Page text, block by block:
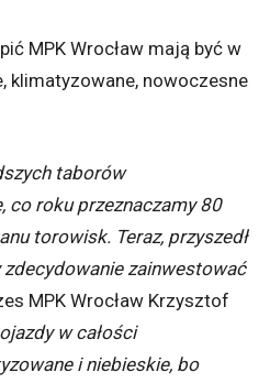
MPK Wrocław mają być w
klimatyzowane, nowoczesne
taborów
co roku przeznaczamy 80
torowisk. Teraz, przyszedł
zainwestować
MPK Wrocław Krzysztof
w całości
i niebieskie, bo